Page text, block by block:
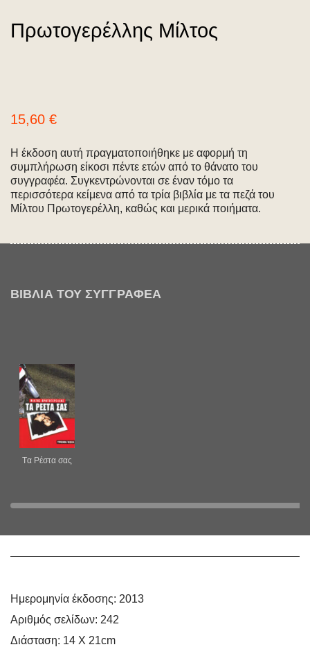
Πρωτογερέλλης Mίλτος
15,60 €
Η έκδοση αυτή πραγματοποιήθηκε με αφορμή τη
συμπλήρωση είκοσι πέντε ετών από το θάνατο του
συγγραφέα. Συγκεντρώνονται σε έναν τόμο τα
περισσότερα κείμενα από τα τρία βιβλία με τα πεζά του
Μίλτου Πρωτογερέλλη, καθώς και μερικά ποιήματα.
ΒΙΒΛΊΑ ΤΟΥ ΣΥΓΓΡΑΦΈΑ
Tα Ρέστα σας
Oι Εποχές μου
Ημερομηνία έκδοσης: 2013
Αριθμός σελίδων: 242
Διάσταση: 14 Χ 21cm